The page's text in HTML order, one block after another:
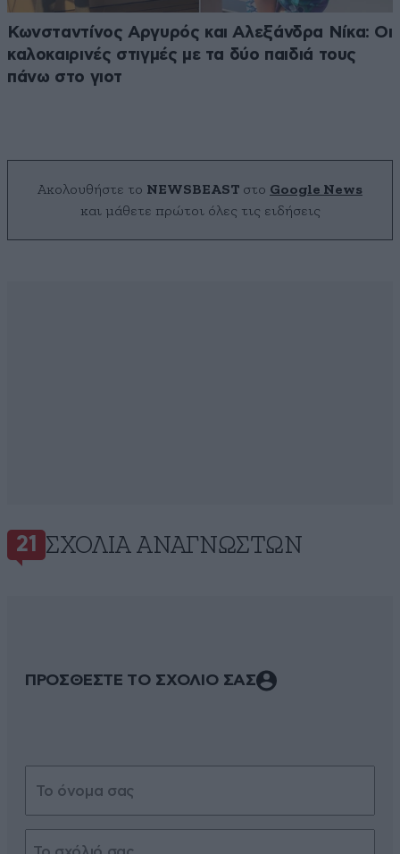
Κωνσταντίνος Αργυρός και Αλεξάνδρα Νίκα: Οι
καλοκαιρινές στιγμές με τα δύο παιδιά τους
πάνω στο γιοτ
Ακολουθήστε το NEWSBEAST στο Google News
και μάθετε πρώτοι όλες τις ειδήσεις
21 ΣΧΌΛΙΑ ΑΝΑΓΝΩΣΤΏΝ
ΠΡΟΣΘΕΣΤΕ ΤΟ ΣΧΟΛΙΟ ΣΑΣ